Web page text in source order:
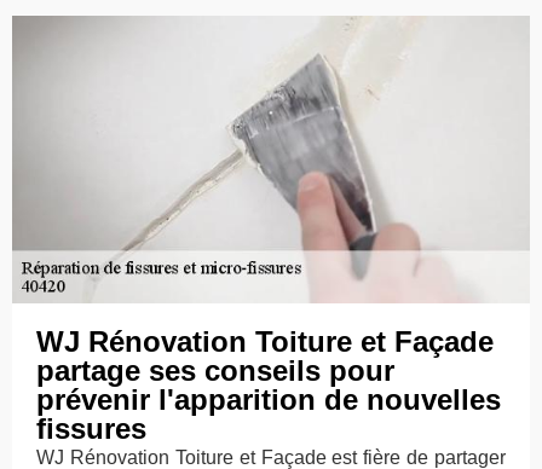
WJ Rénovation Toiture et Façade
partage ses conseils pour
prévenir l'apparition de nouvelles
fissures
WJ Rénovation Toiture et Façade est fière de partager